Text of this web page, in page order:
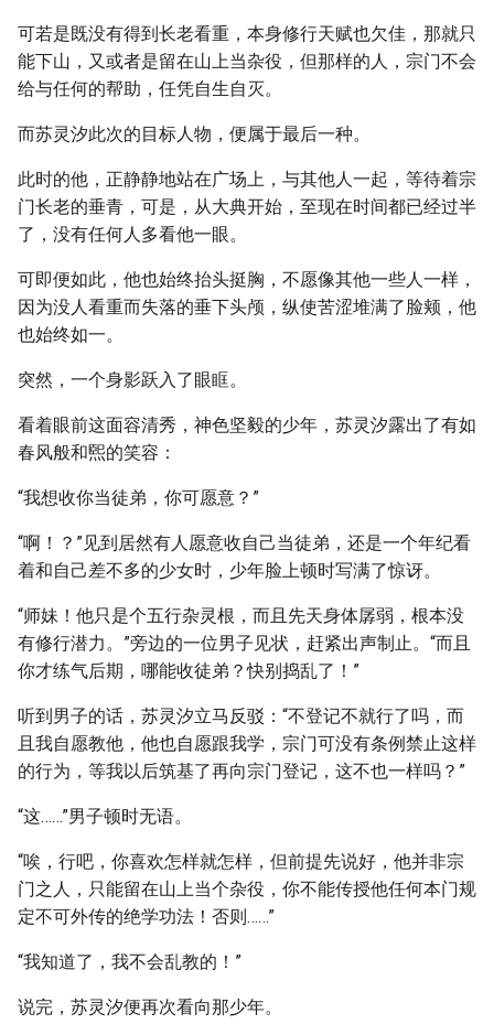
可若是既没有得到长老看重，本身修行天赋也欠佳，那就只
能下山，又或者是留在山上当杂役，但那样的人，宗门不会
给与任何的帮助，任凭自生自灭。
而苏灵汐此次的目标人物，便属于最后一种。
此时的他，正静静地站在广场上，与其他人一起，等待着宗
门长老的垂青，可是，从大典开始，至现在时间都已经过半
了，没有任何人多看他一眼。
可即便如此，他也始终抬头挺胸，不愿像其他一些人一样，
因为没人看重而失落的垂下头颅，纵使苦涩堆满了脸颊，他
也始终如一。
突然，一个身影跃入了眼眶。
看着眼前这面容清秀，神色坚毅的少年，苏灵汐露出了有如
春风般和煕的笑容：
“我想收你当徒弟，你可愿意？”
“啊！？”见到居然有人愿意收自己当徒弟，还是一个年纪看
着和自己差不多的少女时，少年脸上顿时写满了惊讶。
“师妹！他只是个五行杂灵根，而且先天身体孱弱，根本没
有修行潜力。”旁边的一位男子见状，赶紧出声制止。“而且
你才练气后期，哪能收徒弟？快别捣乱了！”
听到男子的话，苏灵汐立马反驳：“不登记不就行了吗，而
且我自愿教他，他也自愿跟我学，宗门可没有条例禁止这样
的行为，等我以后筑基了再向宗门登记，这不也一样吗？”
“这……”男子顿时无语。
“唉，行吧，你喜欢怎样就怎样，但前提先说好，他并非宗
门之人，只能留在山上当个杂役，你不能传授他任何本门规
定不可外传的绝学功法！否则……”
“我知道了，我不会乱教的！”
说完，苏灵汐便再次看向那少年。